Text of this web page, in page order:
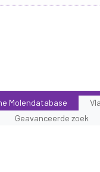
Molendatabase
Geavanceerde zoek